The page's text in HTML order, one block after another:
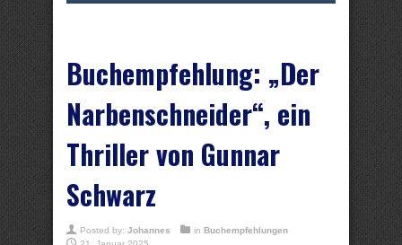
Buchempfehlung: „Der
Narbenschneider“, ein
Thriller von Gunnar
Schwarz
Posted by: Johannes in Buchempfehlungen